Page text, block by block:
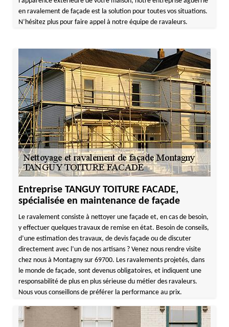
en ravalement de façade est la solution pour toutes vos situations.
N’hésitez plus pour faire appel à notre équipe de ravaleurs.
Entreprise TANGUY TOITURE FACADE,
spécialisée en maintenance de façade
Le ravalement consiste à nettoyer une façade et, en cas de besoin,
y effectuer quelques travaux de remise en état. Besoin de conseils,
d’une estimation des travaux, de devis façade ou de discuter
directement avec l’un de nos artisans ? Venez nous rendre visite
chez nous à Montagny sur 69700. Les ravalements projetés, dans
le monde de façade, sont devenus obligatoires, et indiquent une
responsabilité de plus en plus sérieuse du métier des ravaleurs.
Nous vous conseillons de préférer la performance au prix.